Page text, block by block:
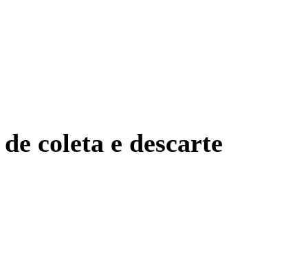
coleta e descarte